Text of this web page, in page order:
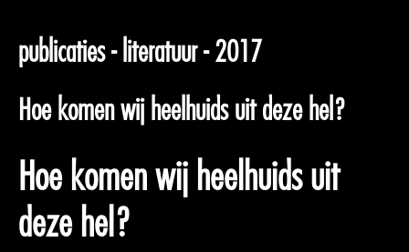
publicaties - literatuur - 2017
Hoe komen wij heelhuids uit deze hel?
Hoe komen wij heelhuids uit
deze hel?